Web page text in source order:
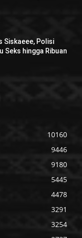
Siskaeee, Polisi
Seks hingga Ribuan
10160
9446
9180
5445
4478
3291
3254